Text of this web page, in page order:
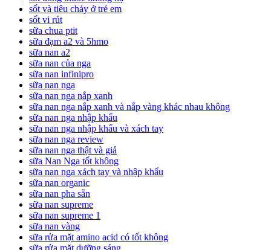
sốt và tiêu chảy ở trẻ em
sốt vi rút
sữa chua ptit
sữa đạm a2 và 5hmo
sữa nan a2
sữa nan của nga
sữa nan infinipro
sữa nan nga
sữa nan nga nắp xanh
sữa nan nga nắp xanh và nắp vàng khác nhau không
sữa nan nga nhập khẩu
sữa nan nga nhập khẩu và xách tay
sữa nan nga review
sữa nan nga thật và giả
sữa Nan Nga tốt không
sữa nan nga xách tay và nhập khẩu
sữa nan organic
sữa nan pha sẵn
sữa nan supreme
sữa nan supreme 1
sữa nan vàng
sữa rửa mặt amino acid có tốt không